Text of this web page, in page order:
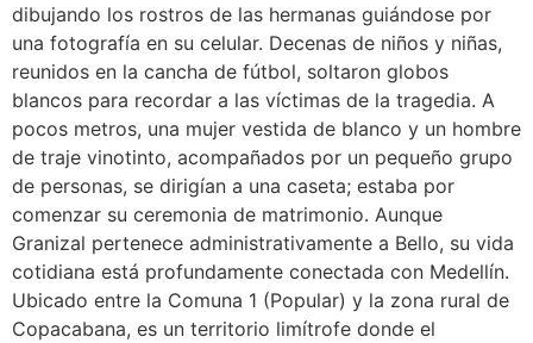
dibujando los rostros de las hermanas guiándose por
una fotografía en su celular. Decenas de niños y niñas,
reunidos en la cancha de fútbol, soltaron globos
blancos para recordar a las víctimas de la tragedia. A
pocos metros, una mujer vestida de blanco y un hombre
de traje vinotinto, acompañados por un pequeño grupo
de personas, se dirigían a una caseta; estaba por
comenzar su ceremonia de matrimonio. Aunque
Granizal pertenece administrativamente a Bello, su vida
cotidiana está profundamente conectada con Medellín.
Ubicado entre la Comuna 1 (Popular) y la zona rural de
Copacabana, es un territorio limítrofe donde el